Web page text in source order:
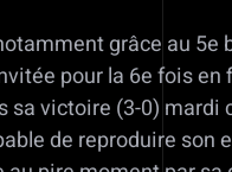
grâce au 5e
pour la 6e fois en
sa victoire (3-0) mardi
de reproduire son